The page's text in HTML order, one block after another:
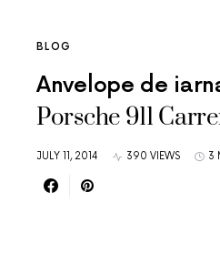
BLOG
Anvelope de
Porsche 911
JULY 11, 2014 390 VIEWS 3